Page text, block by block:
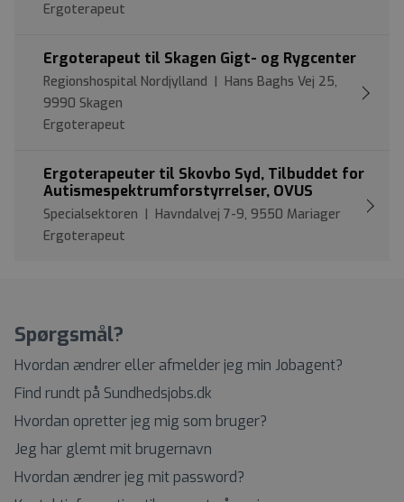
Ergoterapeut
Ergoterapeut til Skagen Gigt- og Rygcenter
Regionshospital Nordjylland | Hans Baghs Vej 25,
9990 Skagen
Ergoterapeut
Ergoterapeuter til Skovbo Syd, Tilbuddet for
Autismespektrumforstyrrelser, OVUS
Specialsektoren | Havndalvej 7-9, 9550 Mariager
Ergoterapeut
Spørgsmål?
Hvordan ændrer eller afmelder jeg min Jobagent?
Find rundt på Sundhedsjobs.dk
Hvordan opretter jeg mig som bruger?
Jeg har glemt mit brugernavn
Hvordan ændrer jeg mit password?